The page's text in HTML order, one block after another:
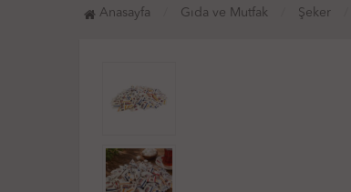
Anasayfa Gıda ve Mutfak Şeker